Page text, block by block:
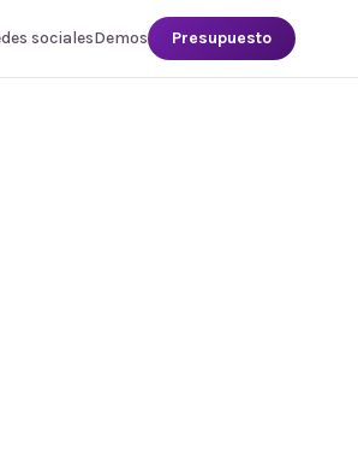
socialesDemos Presupuesto